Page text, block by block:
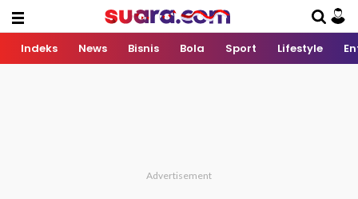
Indeks News Bisnis Bola Sport Lifestyle